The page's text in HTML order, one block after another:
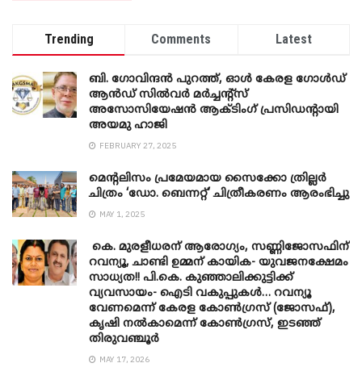
Trending Comments Latest
ബി. ​ഗോവിന്ദൻ പുറത്ത്, ഓൾ കേരള ഗോൾഡ്
ആൻഡ് സിൽവർ മർച്ചന്റ്സ്
അസോസിയേഷൻ ആക്ടിംഗ് പ്രസിഡന്റായി
അയമു ഹാജി
FEBRUARY 27, 2025
മെന്‍റലിസം പ്രമേയമായ സൈക്കോ ത്രില്ലർ
ചിത്രം ‘ഡോ. ബെന്നറ്റ്’ ചിത്രീകരണം ആരംഭിച്ചു
MAY 1, 2025
കെ. മുരളീധരന് ആരോഗ്യം, സണ്ണിജോസഫിന്
റവന്യൂ, ചാണ്ടി ഉമ്മന് കായിക- യുവജനക്ഷേമം
സാധ്യത!! പി.കെ. കുഞ്ഞാലിക്കുട്ടിക്ക്
വ്യവസായം- ഐടി വകുപ്പുകൾ… റവന്യൂ
വേണമെന്ന് കേരള കോൺഗ്രസ് (ജോസഫ്),
കൃഷി നൽകാമെന്ന് കോൺഗ്രസ്, ഇടഞ്ഞ്
തിരുവഞ്ചൂർ
MAY 17, 2026